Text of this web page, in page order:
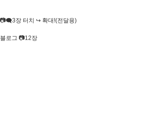
📷🗨3장 터치 ↪️ 확대!(전달용)
블로그 📷12장